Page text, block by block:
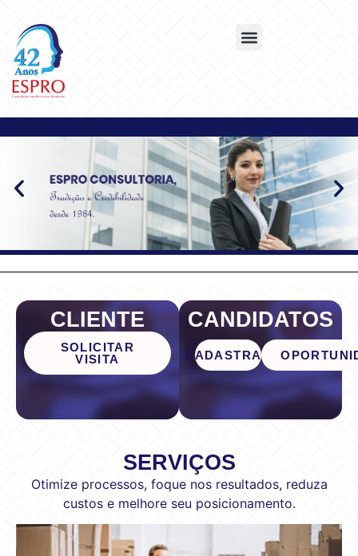
CLIENTE
SOLICITAR
VISITA
CANDIDATOS
CADASTRAR
SERVIÇOS
Otimize processos, foque nos resultados, reduza
custos e melhore seu posicionamento.